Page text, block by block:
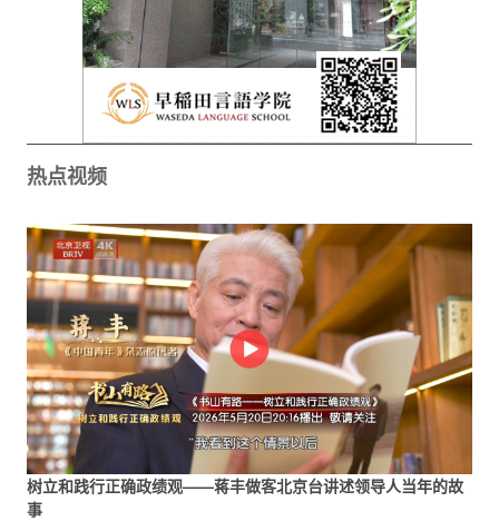
热点视频
树立和践行正确政绩观——蒋丰做客北京台讲述领导人当年的故
事